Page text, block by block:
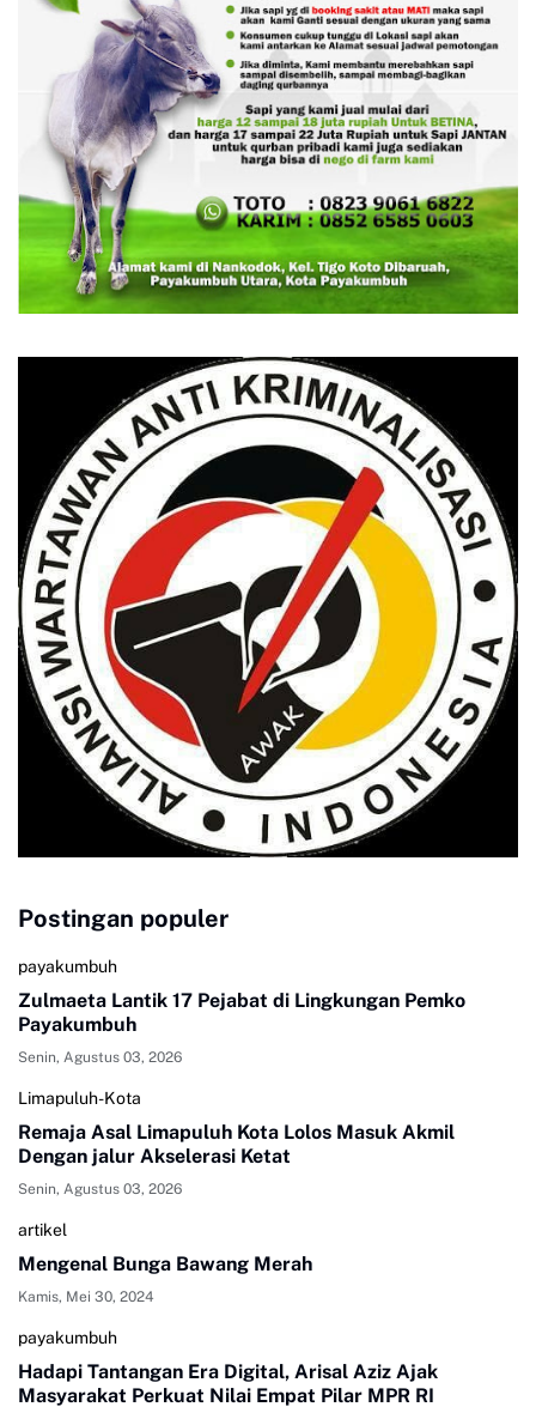
Postingan populer
payakumbuh
Zulmaeta Lantik 17 Pejabat di Lingkungan Pemko
Payakumbuh
Senin, Agustus 03, 2026
Limapuluh-Kota
Remaja Asal Limapuluh Kota Lolos Masuk Akmil
Dengan jalur Akselerasi Ketat
Senin, Agustus 03, 2026
artikel
Mengenal Bunga Bawang Merah
Kamis, Mei 30, 2024
payakumbuh
Hadapi Tantangan Era Digital, Arisal Aziz Ajak
Masyarakat Perkuat Nilai Empat Pilar MPR RI